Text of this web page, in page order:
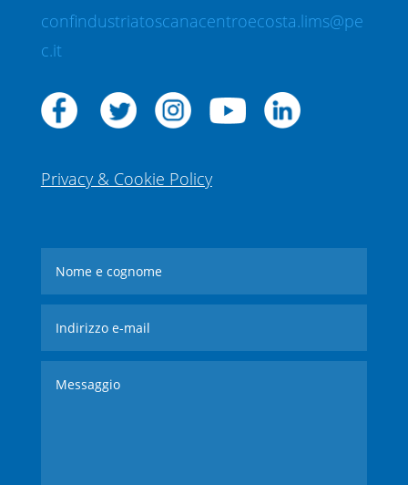
confindustriatoscanacentroecosta.lims@pe
c.it
Privacy & Cookie Policy